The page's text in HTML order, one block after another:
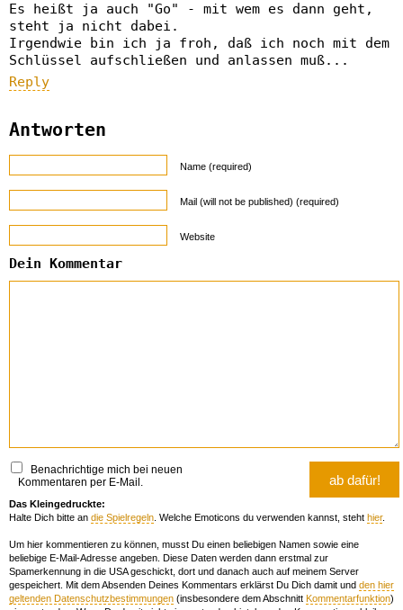
Es heißt ja auch "Go" - mit wem es dann geht,
steht ja nicht dabei.
Irgendwie bin ich ja froh, daß ich noch mit dem
Schlüssel aufschließen und anlassen muß...
Reply
Antworten
Name (required)
Mail (will not be published) (required)
Website
Dein Kommentar
Benachrichtige mich bei neuen
Kommentaren per E-Mail.
Das Kleingedruckte:
Halte Dich bitte an die Spielregeln . Welche Emoticons du verwenden kannst, steht hier.
Um hier kommentieren zu können, musst Du einen beliebigen Namen sowie eine
beliebige E-Mail-Adresse angeben. Diese Daten werden dann erstmal zur
Spamerkennung in die USA geschickt, dort und danach auch auf meinem Server
gespeichert. Mit dem Absenden Deines Kommentars erklärst Du Dich damit und den hier
geltenden Datenschutzbestimmungen (insbesondere dem Abschnitt Kommentarfunktion)